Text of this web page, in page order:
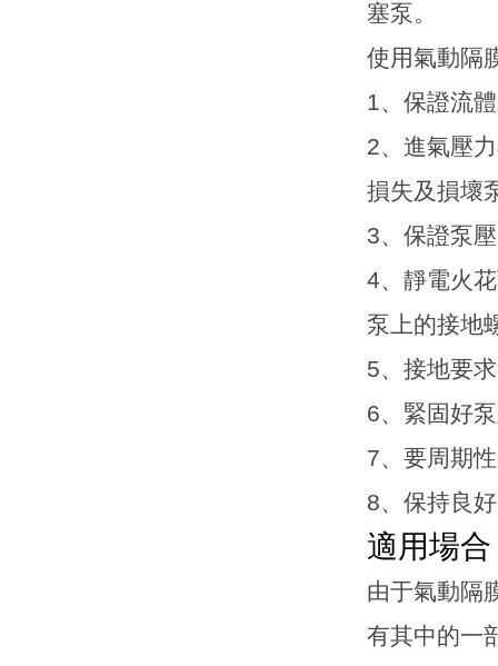
塞泵。
使用氣動隔
1、保證流
2、進氣壓
損失及損壞
3、保證泵
4、靜電火
泵上的接地
5、接地要
6、緊固好
7、要周期
8、保持良
適用場合
由于氣動隔
有其中的一